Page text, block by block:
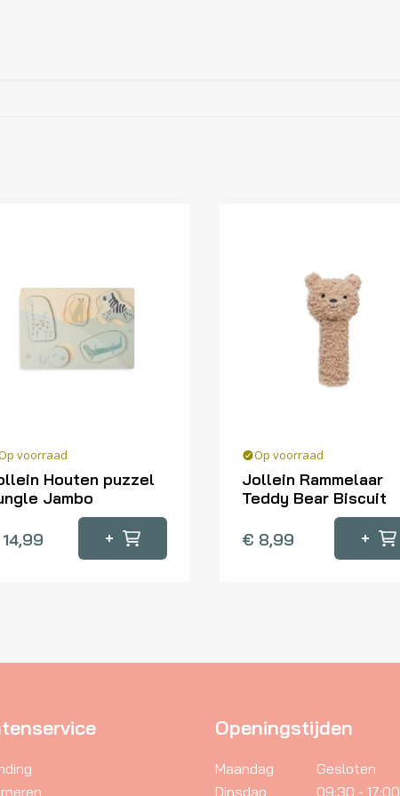
voorraad
Houten puzzel
Jambo
14,99 +
Op voorraad
Jollein Rammelaar
Teddy Bear Biscuit
€ 8,99 +
Openingstijden
Maandag
Gesloten
Dinsdag
09:30 - 17:00